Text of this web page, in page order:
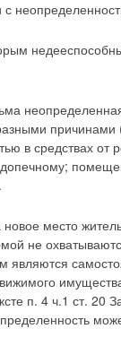
в средствах
место
не
являются
п. 4 ч.1 ст.